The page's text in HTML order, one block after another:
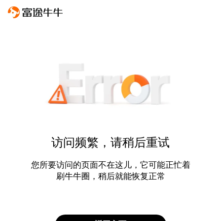
访问频繁，请稍后重试
您所要访问的页面不在这儿，它可能正忙着
刷牛牛圈，稍后就能恢复正常